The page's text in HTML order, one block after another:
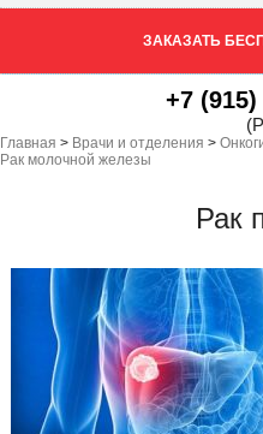
ЗАКАЗАТЬ
+7 (915)
Главная > Врачи и отделения >
Рак молочной железы
Рак